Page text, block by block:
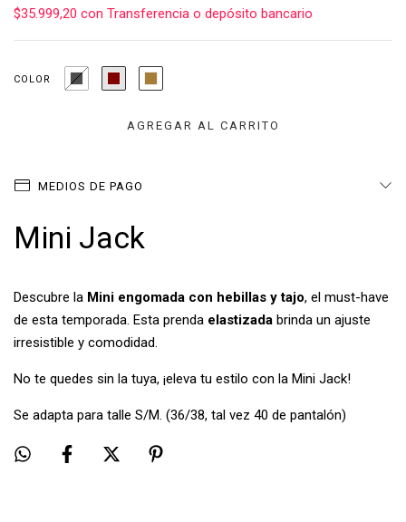
$35.999,20 con Transferencia o depósito bancario
COLOR
MEDIOS DE PAGO
Mini Jack
Descubre la Mini engomada con hebillas y tajo, el must-have
de esta temporada. Esta prenda elastizada brinda un ajuste
irresistible y comodidad.
No te quedes sin la tuya, ¡eleva tu estilo con la Mini Jack!
Se adapta para talle S/M. (36/38, tal vez 40 de pantalón)